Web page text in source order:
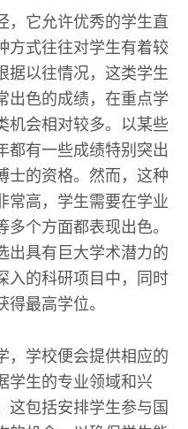
，它允许优秀的学生直
方式往往对学生有着较
据以往情况，这类学生
出色的成绩，在重点学
机会相对较多。以某些
都有一些成绩特别突出
士的资格。然而，这种
常高，学生需要在学业
个方面都表现出色。
出具有巨大学术潜力的
入的科研项目中，同时
最高学位。
，学校便会提供相应的
学生的专业领域和兴
这包括安排学生参与国